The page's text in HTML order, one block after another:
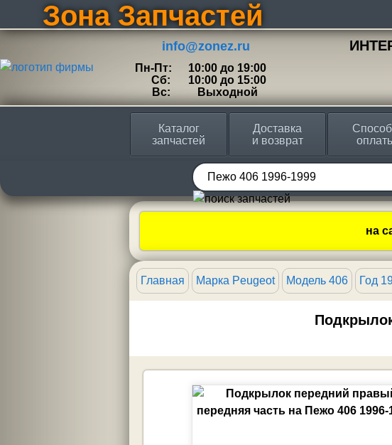
Зона Запчастей
info@zonez.ru
Пн-Пт:
Сб:
Вс:
10:00 до 19:00
10:00 до 15:00
Выходной
Каталог
запчастей
Доставка
и возврат
на
Главная Марка Peugeot Модель 406 Год